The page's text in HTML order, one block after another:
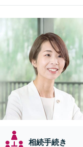
相続手続き